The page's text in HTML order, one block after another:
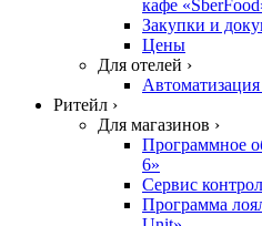
кафе
Закупки и
Цены
Для отелей ›
Ритейл ›
Для магазинов ›
Программное
6»
Сервис
Программа